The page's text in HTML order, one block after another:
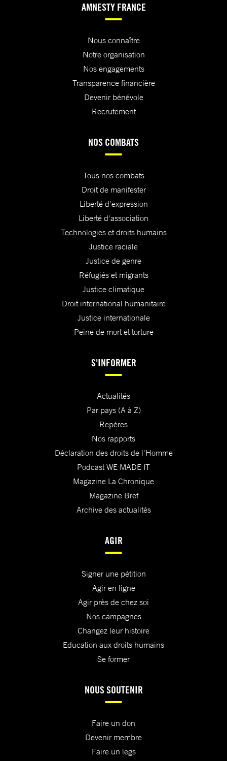
AMNESTY FRANCE
Nous connaître
Notre organisation
Nos engagements
Transparence financière
Devenir bénévole
Recrutement
NOS COMBATS
Tous nos combats
Droit de manifester
Liberté d'expression
Liberté d'association
Technologies et droits humains
Justice raciale
Justice de genre
Réfugiés et migrants
Justice climatique
Droit international humanitaire
Justice internationale
Peine de mort et torture
S'INFORMER
Actualités
Par pays (A à Z)
Repères
Nos rapports
Déclaration des droits de l'Homme
Podcast WE MADE IT
Magazine La Chronique
Magazine Bref
Archive des actualités
AGIR
Signer une pétition
Agir en ligne
Agir près de chez soi
Nos campagnes
Changez leur histoire
Education aux droits humains
Se former
NOUS SOUTENIR
Faire un don
Devenir membre
Faire un legs